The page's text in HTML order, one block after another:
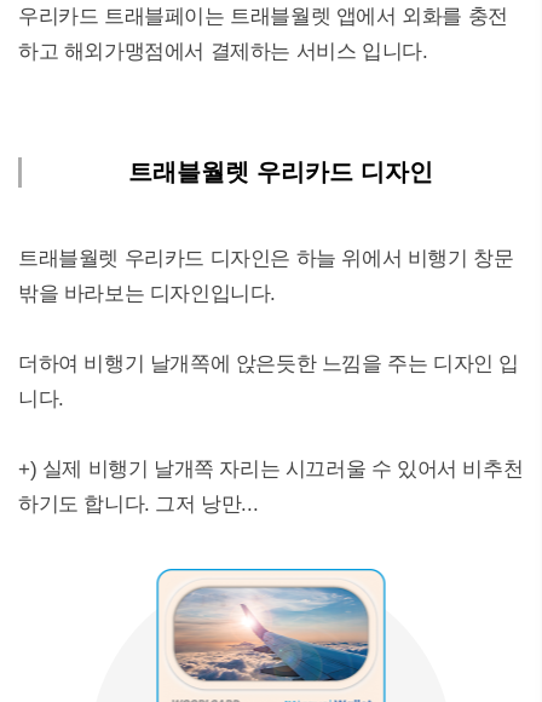
우리카드 트래블페이는 트래블월렛 앱에서 외화를 충전
하고 해외가맹점에서 결제하는 서비스 입니다.
트래블월렛 우리카드 디자인
트래블월렛 우리카드 디자인은 하늘 위에서 비행기 창문
밖을 바라보는 디자인입니다.
더하여 비행기 날개쪽에 앉은듯한 느낌을 주는 디자인 입
니다.
+) 실제 비행기 날개쪽 자리는 시끄러울 수 있어서 비추천
하기도 합니다. 그저 낭만...